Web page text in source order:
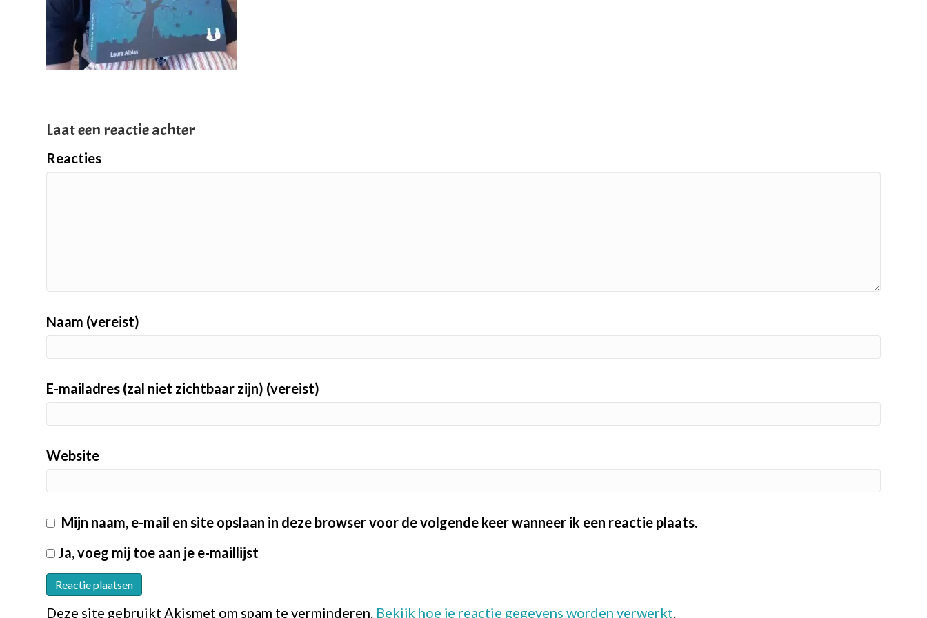
Laat een reactie achter
Reacties
Naam (vereist)
E-mailadres (zal niet zichtbaar zijn) (vereist)
Website
Mijn naam, e-mail en site opslaan in deze browser voor de volgende keer wanneer ik een reactie plaats.
Ja, voeg mij toe aan je e-maillijst
Deze site gebruikt Akismet om spam te verminderen. Bekijk hoe je reactie gegevens worden verwerkt.